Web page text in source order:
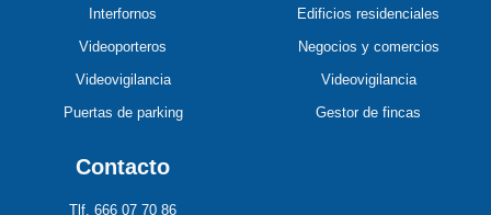
Interfornos
Videoporteros
Videovigilancia
Puertas de parking
Edificios residenciales
Negocios y comercios
Videovigilancia
Gestor de fincas
Contacto
Tlf. 666 07 70 86